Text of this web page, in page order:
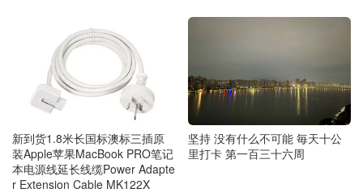
新到货1.8米长国标澳标三插原
装Apple苹果MacBook PRO笔记
本电源线延长线缆Power Adapte
r Extension Cable MK122X
坚持 没有什么不可能 毎天十公
里打卡 第一百三十六周